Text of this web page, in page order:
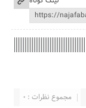
مجموع نظرات : 0